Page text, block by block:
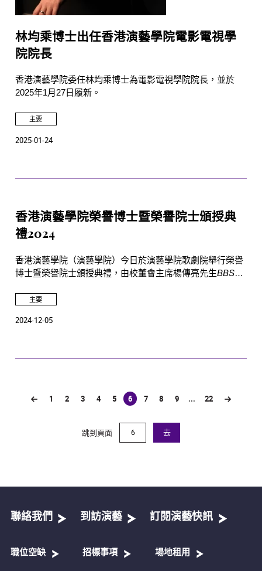
林均乘博士出任香港演藝學院電影電視學
院院長
香港演藝學院委任林均乘博士為電影電視學院院長，並於
2025年1月27日履新。
主要
2025-01-24
香港演藝學院榮譽博士暨榮譽院士頒授典
禮2024
香港演藝學院（演藝學院）今日於演藝學院歌劇院舉行榮譽
博士暨榮譽院士頒授典禮，由校董會主席楊傳亮先生BBS
以表彰他們在文化發展和表演藝術方面的成就及對演藝學院
士對演藝學院的鼎力支持。
主要
2024-12-05
1 2 3 4 5 6
(current)
7 8 9 ... 22
跳到頁面 去
聯絡我們 到訪演藝 訂閱演藝快訊
職位空缺 招標事項 場地租用